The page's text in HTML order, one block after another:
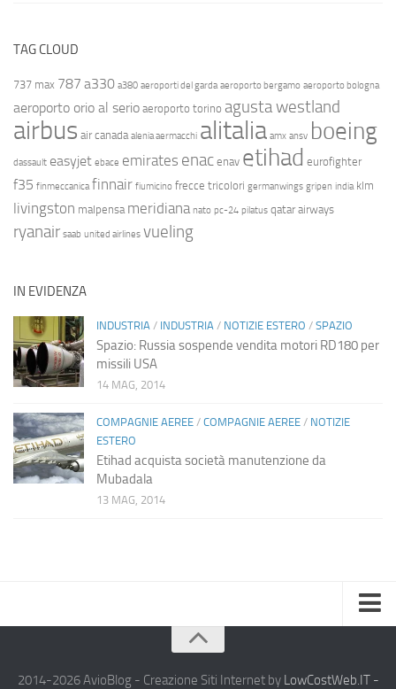
TAG CLOUD
737 max 787 a330 a380 aeroporti del garda aeroporto bergamo aeroporto bologna
aeroporto orio al serio aeroporto torino agusta westland
airbus air canada alenia aermacchi alitalia amx ansv boeing
dassault easyjet ebace emirates enac enav etihad eurofighter
f35 finmeccanica finnair fiumicino frecce tricolori germanwings gripen india klm
livingston malpensa meridiana nato pc-24 pilatus qatar airways
ryanair saab united airlines vueling
IN EVIDENZA
INDUSTRIA / INDUSTRIA / NOTIZIE ESTERO / SPAZIO
Spazio: Russia sospende vendita motori RD180 per
missili USA
14 MAG, 2014
COMPAGNIE AEREE / COMPAGNIE AEREE / NOTIZIE
ESTERO
Etihad acquista società manutenzione da
Mubadala
13 MAG, 2014
Chi Siamo
2014-2026 AvioBlog - Creazione Siti Internet by LowCostWeb.IT -